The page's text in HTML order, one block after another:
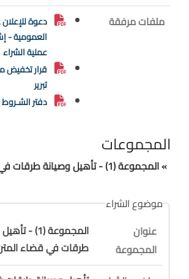
ملفات مرفقة
دعوة
العمومية -
عملية الشراء
قرار تخفيض
تبرير
دفتر
المجموعات
» المجموعة (1) - تأهيل وصيانة طرقات في قضاء المتن
موضوع الشراء
عنوان
المجموعة
المجموعة (1) -
طرقات في قضاء